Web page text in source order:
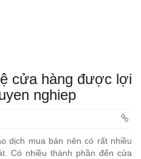
cửa hàng được lợi
nghiep
dịch mua bán nên có rất nhiều
Có nhiều thành phần đến cửa